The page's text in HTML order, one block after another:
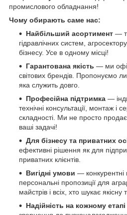
промислового обладнання!
Чому обирають саме нас:
Найбільший асортимент —
гідравлічних систем,
бізнесу. Усе в одному місці!
Гарантована якість — ми
світових брендів. Пропонуємо
яка служить довго.
Професійна підтримка —
технічні консультації, монтаж і
складності. Ми не просто
ваші задачі!
Для бізнесу та приватних
ефективні рішення як для
приватних клієнтів.
Вигідні умови — конкурентні
персональні пропозиції для
майстрів і всіх, хто шукає якісну
Надійність на кожному етапі